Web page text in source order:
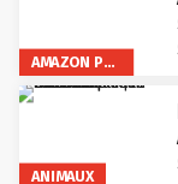
AMAZON PRIME VIDEO
ANIMAUX